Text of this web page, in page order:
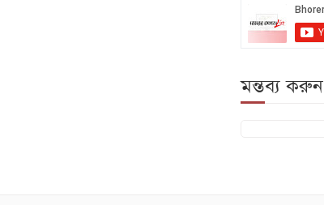
মন্তব্য করুন